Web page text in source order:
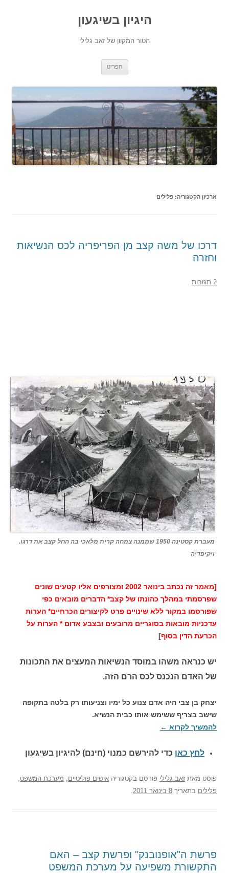
היגיון בשיגעון
הטור המקוון של זאב גלילי
תפריט
ארכיון הקטגוריה: פלילים
דרכו של משה קצב מן הפריפריה לכס הנשיאות
וחזרה
2 תגובות
מעברת קסטינה 1950 שממנה צמחה קרית מלאכי בה החל קצב את דרגו.
ויקיפדיה
[מאמר זה נכתב בינואר 2002 ומצורפים אליו קטעים שונים
שפרסמתי במהלך כהונתו של קצב* הדברים מובאים כפי
שפורסמו במקור ללא שינויים פרט לקיצורים הכרחיים* הערות
עדכניות מובאות בסוגריים מרובעים ובצבע אדום * הערות על
הכרעת הדין בסוף]
יש כנראה משהו במוסד הנשיאות המעצים את התכונות
של האדם הנכנס לכס הרם הזה.
יצחק בן צבי היה אדם צנוע כל ימיו וצניעותו רק בלטה בתקופה
שישב בצריף ששימש אותו כבית הנשיא.
להמשיך לקרוא ←
לחץ כאן כדי להירשם כמנוי (חינם) להיגיון בשיגעון
פוסט מאת זאב גלילי פורסם בקטגוריה אישים פוליטיים מערכת המשפט
פלילים בתאריך 8 בינואר 2011
פרשת ה"אופנובנק" ופרשת קצב – האם
התקשורת משפיעה על מערכת המשפט